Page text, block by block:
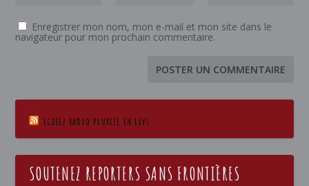
Enregistrer mon nom, mon e-mail et mon site dans le
navigateur pour mon prochain commentaire.
ECOTEZ RADIO PLURIEL EN LIVE
SOUTENEZ REPORTERS SANS FRONTIÈRES